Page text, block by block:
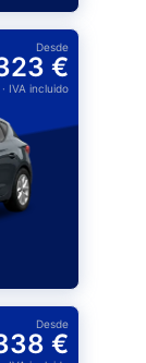
Desde
€
IVA incluido
Desde
€